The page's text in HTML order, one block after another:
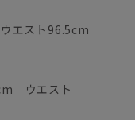
エスト96.5cm
ウエスト